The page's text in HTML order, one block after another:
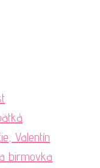
Valentín
birmovka